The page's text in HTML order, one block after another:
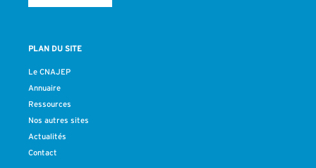
PLAN DU SITE
Le CNAJEP
Annuaire
Ressources
Nos autres sites
Actualités
Contact